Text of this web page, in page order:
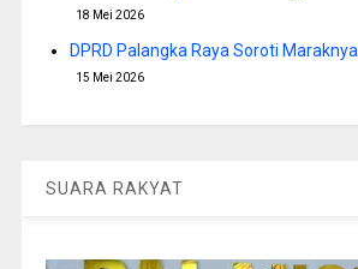
18 Mei 2026
DPRD Palangka Raya Soroti
15 Mei 2026
SUARA RAKYAT